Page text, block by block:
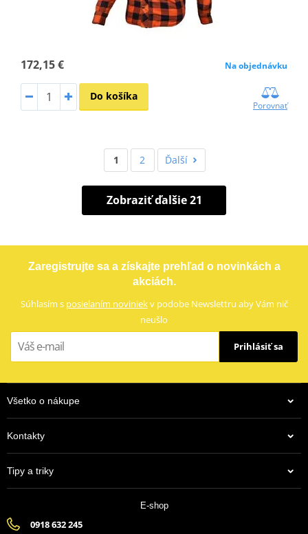
172,15 € Na objednávku
Do košíka
Porovnať
1 2 Ďalší
Zobraziť ďalšie 21
Zaregistrujte sa a získajte prehľad o novinkách a
akciách.
Súhlasím s posielaním noviniekv podobe Newslettru aby Vám nič
neušlo
Prihlásiť sa
Všetko o nákupe
Kontakty
Tipy a triky
E-shop
0918 632 245